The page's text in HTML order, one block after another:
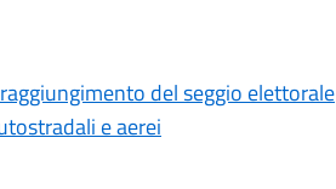
del seggio elettorale
e aerei